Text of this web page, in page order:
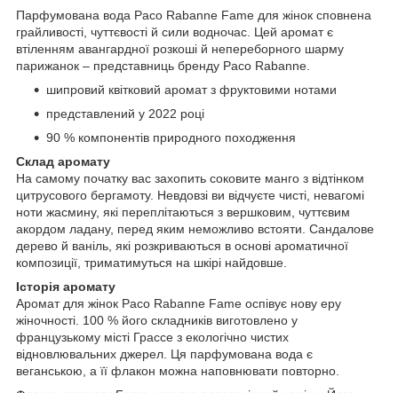
Парфумована вода Paco Rabanne Fame для жінок сповнена
грайливості, чуттєвості й сили водночас. Цей аромат є
втіленням авангардної розкоші й непереборного шарму
парижанок – представниць бренду Paco Rabanne.
шипровий квітковий аромат з фруктовими нотами
представлений у 2022 році
90 % компонентів природного походження
Склад аромату
На самому початку вас захопить соковите манго з відтінком
цитрусового бергамоту. Невдовзі ви відчуєте чисті, невагомі
ноти жасмину, які переплітаються з вершковим, чуттєвим
акордом ладану, перед яким неможливо встояти. Сандалове
дерево й ваніль, які розкриваються в основі ароматичної
композиції, триматимуться на шкірі найдовше.
Історія аромату
Аромат для жінок Paco Rabanne Fame оспівує нову еру
жіночності. 100 % його складників виготовлено у
французькому місті Грассе з екологічно чистих
відновлювальних джерел. Ця парфумована вода є
веганською, а її флакон можна наповнювати повторно.